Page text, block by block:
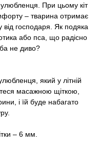
улюбленця. При цьому кіт
– тварина отримає
від господаря. Як подяка
або пса, що радісно
не диво?
який у літній
масажною щіткою,
і їй буде набагато
– 6 мм.